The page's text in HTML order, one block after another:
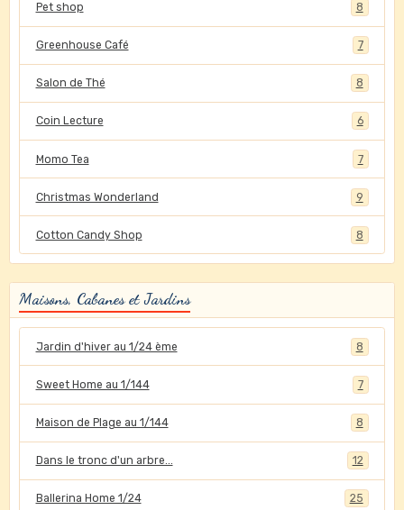
Pet shop 8
Greenhouse Café 7
Salon de Thé 8
Coin Lecture 6
Momo Tea 7
Christmas Wonderland 9
Cotton Candy Shop 8
Maisons, Cabanes et Jardins
Jardin d'hiver au 1/24 ème 8
Sweet Home au 1/144 7
Maison de Plage au 1/144 8
Dans le tronc d'un arbre... 12
Ballerina Home 1/24 25